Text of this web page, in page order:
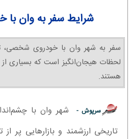
شرایط سفر به وان
سفر به شهر وان با خودروی شخصی،
لحظات هیجان‌انگیز است که بسیاری از
هستند.
سرپوش -
شهر وان با
تاریخی ارزشمند و بازارهایی پر